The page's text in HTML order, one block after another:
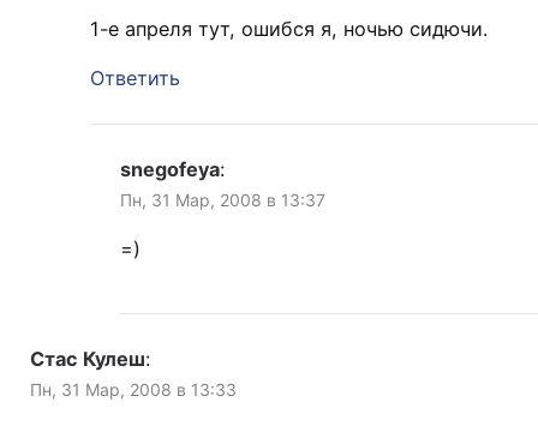
1-е апреля тут, ошибся я, ночью сидючи.
Ответить
snegofeya:
Пн, 31 Мар, 2008 в 13:37
=)
Стас Кулеш:
Пн, 31 Мар, 2008 в 13:33